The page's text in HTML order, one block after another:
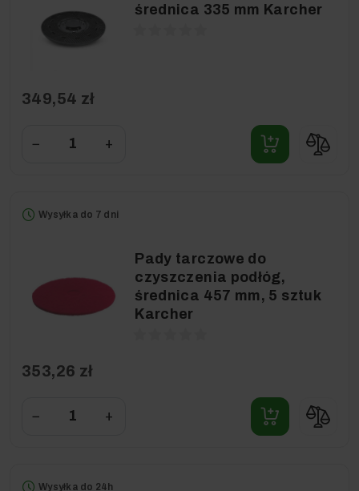
średnica 335 mm Karcher
349,54 zł
− +
Wysyłka do 7 dni
Pady tarczowe do
czyszczenia podłóg,
średnica 457 mm, 5 sztuk
Karcher
353,26 zł
− +
Wysyłka do 24h